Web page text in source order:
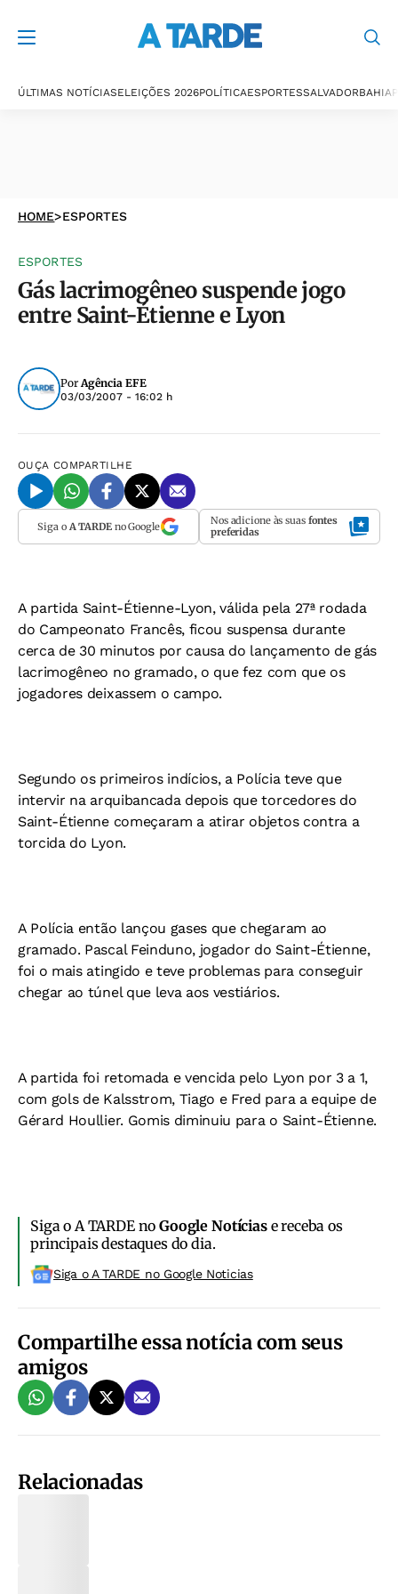
ÚLTIMAS NOTÍCIASELEIÇÕES 2026POLÍTICAESPORTESSALVADORBAHIA
HOME>ESPORTES
ESPORTES
Gás lacrimogêneo suspende jogo
entre Saint-Étienne e Lyon
PorAgência EFE
03/03/2007 - 16:02 h
OUÇA COMPARTILHE
Siga o A TARDEno Google Nos adicione às suas fontes
preferidas
A partida Saint-Étienne-Lyon, válida pela 27ª rodada
do Campeonato Francês, ficou suspensa durante
cerca de 30 minutos por causa do lançamento de gás
lacrimogêneo no gramado, o que fez com que os
jogadores deixassem o campo.
Segundo os primeiros indícios, a Polícia teve que
intervir na arquibancada depois que torcedores do
Saint-Étienne começaram a atirar objetos contra a
torcida do Lyon.
A Polícia então lançou gases que chegaram ao
gramado. Pascal Feinduno, jogador do Saint-Étienne,
foi o mais atingido e teve problemas para conseguir
chegar ao túnel que leva aos vestiários.
A partida foi retomada e vencida pelo Lyon por 3 a 1,
com gols de Kalsstrom, Tiago e Fred para a equipe de
Gérard Houllier. Gomis diminuiu para o Saint-Étienne.
Siga o A TARDE noGoogle Notíciase receba os
principais destaques do dia.
Siga o A TARDE no Google Noticias
Compartilhe essa notícia com seus
amigos
Relacionadas